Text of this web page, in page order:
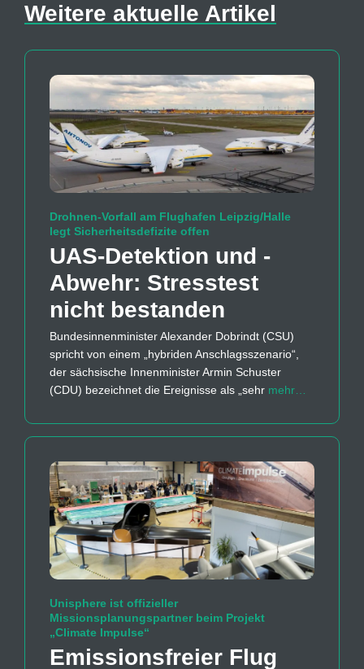
Weitere aktuelle Artikel
Drohnen-Vorfall am Flughafen Leipzig/Halle
legt Sicherheitsdefizite offen
UAS-Detektion und -
Abwehr: Stresstest
nicht bestanden
Bundesinnenminister Alexander Dobrindt (CSU)
spricht von einem „hybriden Anschlagsszenario“,
der sächsische Innenminister Armin Schuster
(CDU) bezeichnet die Ereignisse als „sehr mehr…
Unisphere ist offizieller
Missionsplanungspartner beim Projekt
„Climate Impulse“
Emissions­freier Flug